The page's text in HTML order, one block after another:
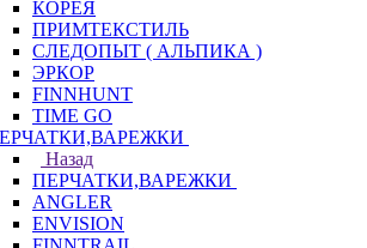
КОРЕЯ
ПРИМТЕКСТИЛЬ
СЛЕДОПЫТ ( АЛЬПИКА )
ЭРКОР
FINNHUNT
TIME GO
Назад
ПЕРЧАТКИ,ВАРЕЖКИ
ANGLER
ENVISION